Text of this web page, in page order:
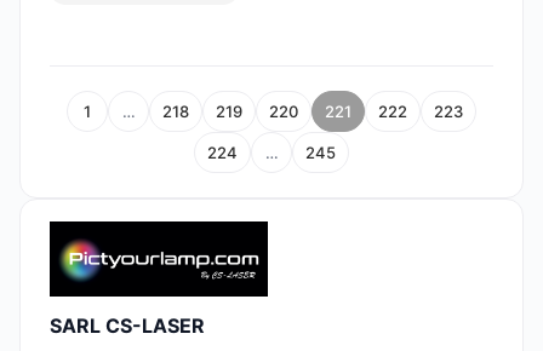
1 … 218 219 220 221 222 223
224 … 245
SARL CS-LASER